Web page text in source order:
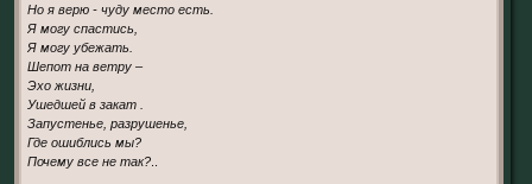
Но я верю - чуду место есть.
Я могу спастись,
Я могу убежать.
Шепот на ветру –
Эхо жизни,
Ушедшей в закат .
Запустенье, разрушенье,
Где ошиблись мы?
Почему все не так?